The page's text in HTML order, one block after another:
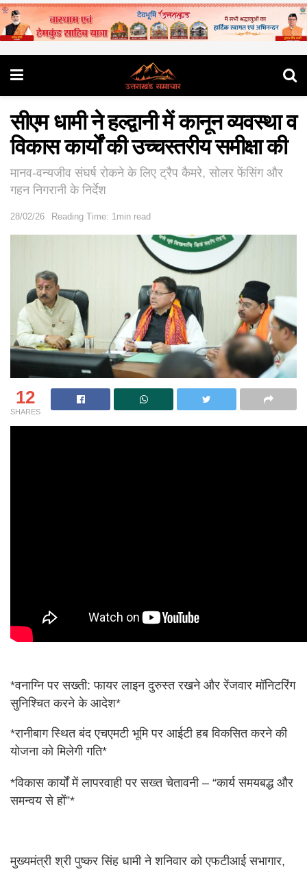
सीएम धामी ने हल्द्वानी में कानून व्यवस्था व
विकास कार्यों की उच्चस्तरीय समीक्षा की
मानव-वन्यजीव संघर्ष रोकने के लिए ट्रैप कैमरे, सोलर फेंसिंग और
गहन निगरानी के निर्देश
28/02/26 Reading Time: 1min read
12
SHARES
*वनाग्नि पर सख्ती: फायर लाइन दुरुस्त रखने और रेंजवार मॉनिटरिंग
सुनिश्चित करने के आदेश*
*रानीबाग स्थित बंद एचएमटी भूमि पर आईटी हब विकसित करने की
योजना को मिलेगी गति*
*विकास कार्यों में लापरवाही पर सख्त चेतावनी – “कार्य समयबद्ध और
समन्वय से हों”*
मुख्यमंत्री श्री पुष्कर सिंह धामी ने शनिवार को एफटीआई सभागार,